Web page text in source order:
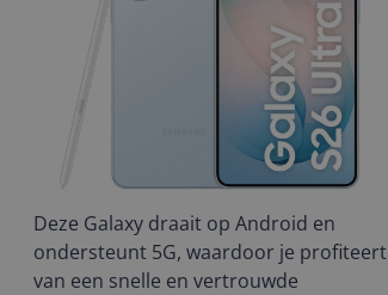
Deze Galaxy draait op Android en
ondersteunt 5G, waardoor je profiteert
van een snelle en vertrouwde